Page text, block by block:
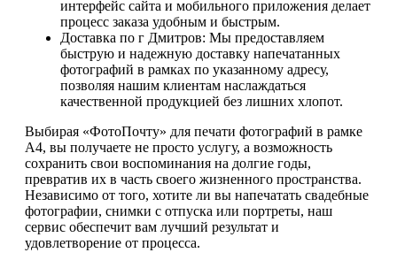
интерфейс сайта и мобильного приложения делает
процесс заказа удобным и быстрым.
Доставка по г Дмитров: Мы предоставляем
быструю и надежную доставку напечатанных
фотографий в рамках по указанному адресу,
позволяя нашим клиентам наслаждаться
качественной продукцией без лишних хлопот.
Выбирая «ФотоПочту» для печати фотографий в рамке
А4, вы получаете не просто услугу, а возможность
сохранить свои воспоминания на долгие годы,
превратив их в часть своего жизненного пространства.
Независимо от того, хотите ли вы напечатать свадебные
фотографии, снимки с отпуска или портреты, наш
сервис обеспечит вам лучший результат и
удовлетворение от процесса.